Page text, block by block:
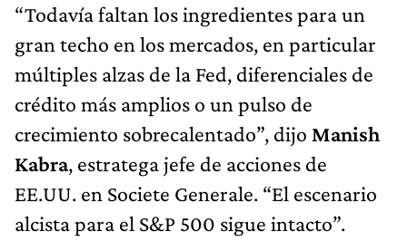
“Todavía faltan los ingredientes para un
gran techo en los mercados, en particular
múltiples alzas de la Fed, diferenciales de
crédito más amplios o un pulso de
crecimiento sobrecalentado”, dijo Manish
Kabra, estratega jefe de acciones de
EE.UU. en Societe Generale. “El escenario
alcista para el S&P 500 sigue intacto”.